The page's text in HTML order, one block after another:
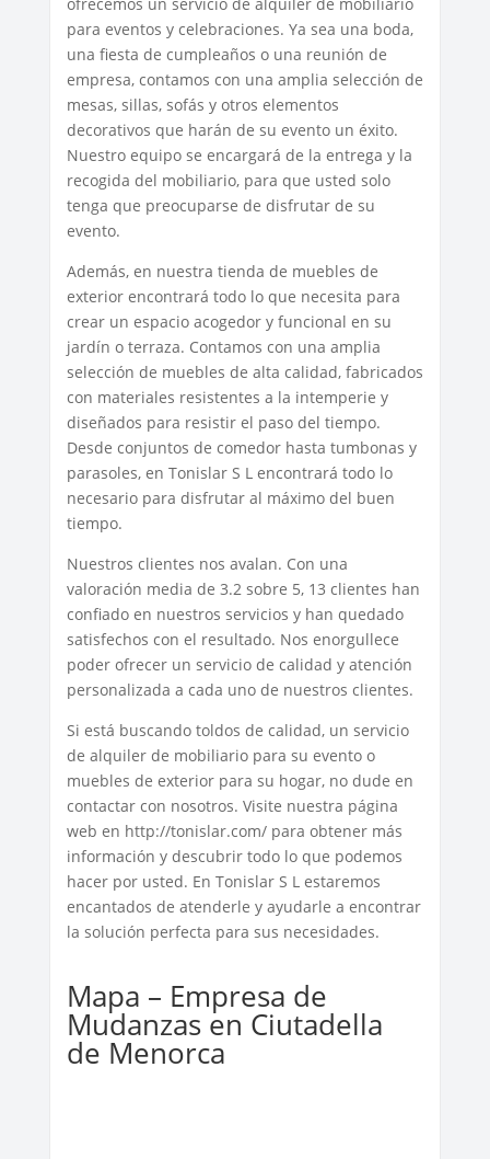
para eventos y celebraciones. Ya sea una boda,
una fiesta de cumpleaños o una reunión de
empresa, contamos con una amplia selección de
mesas, sillas, sofás y otros elementos
decorativos que harán de su evento un éxito.
Nuestro equipo se encargará de la entrega y la
recogida del mobiliario, para que usted solo
tenga que preocuparse de disfrutar de su
evento.
Además, en nuestra tienda de muebles de
exterior encontrará todo lo que necesita para
crear un espacio acogedor y funcional en su
jardín o terraza. Contamos con una amplia
selección de muebles de alta calidad, fabricados
con materiales resistentes a la intemperie y
diseñados para resistir el paso del tiempo.
Desde conjuntos de comedor hasta tumbonas y
parasoles, en Tonislar S L encontrará todo lo
necesario para disfrutar al máximo del buen
tiempo.
Nuestros clientes nos avalan. Con una
valoración media de 3.2 sobre 5, 13 clientes han
confiado en nuestros servicios y han quedado
satisfechos con el resultado. Nos enorgullece
poder ofrecer un servicio de calidad y atención
personalizada a cada uno de nuestros clientes.
Si está buscando toldos de calidad, un servicio
de alquiler de mobiliario para su evento o
muebles de exterior para su hogar, no dude en
contactar con nosotros. Visite nuestra página
web en http://tonislar.com/ para obtener más
información y descubrir todo lo que podemos
hacer por usted. En Tonislar S L estaremos
encantados de atenderle y ayudarle a encontrar
la solución perfecta para sus necesidades.
Mapa – Empresa de
Mudanzas en Ciutadella
de Menorca